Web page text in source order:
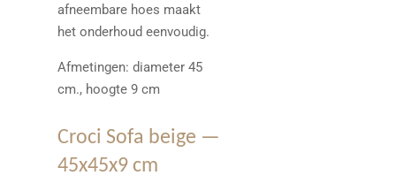
afneembare hoes maakt
het onderhoud eenvoudig.
Afmetingen: diameter 45
cm., hoogte 9 cm
Croci Sofa beige —
45x45x9 cm